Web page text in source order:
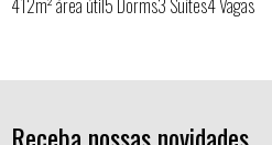
412m² área útil5 Dorms3 Suítes4 Vagas